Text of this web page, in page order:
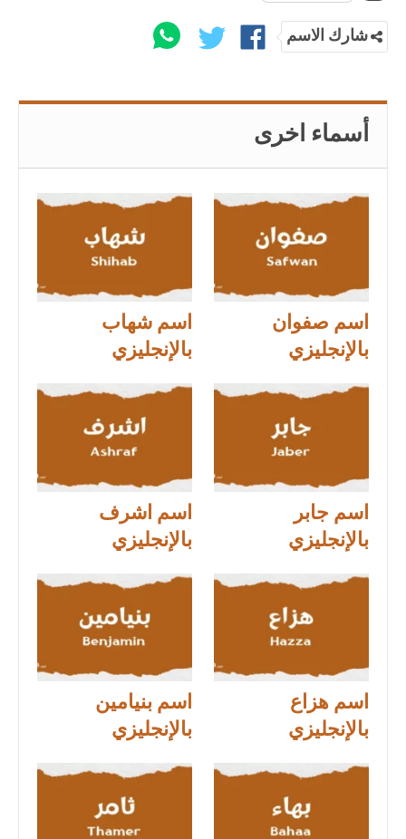
شارك الاسم
أسماء اخرى
اسم صفوان
بالإنجليزي
اسم شهاب
بالإنجليزي
اسم جابر
بالإنجليزي
اسم اشرف
بالإنجليزي
اسم هزاع
بالإنجليزي
اسم بنيامين
بالإنجليزي